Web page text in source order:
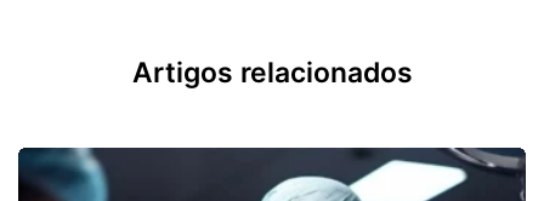
Artigos relacionados